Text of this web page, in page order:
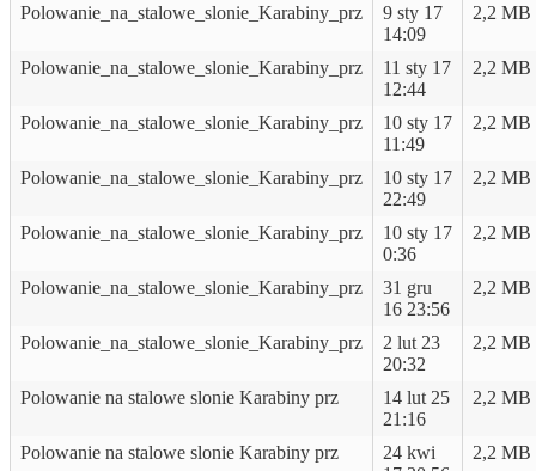
Polowanie_na_stalowe_slonie_Karabiny_prz
9 sty 17
14:09
2,2 MB
Polowanie_na_stalowe_slonie_Karabiny_prz
11 sty 17
12:44
2,2 MB
Polowanie_na_stalowe_slonie_Karabiny_prz
10 sty 17
11:49
2,2 MB
Polowanie_na_stalowe_slonie_Karabiny_prz
10 sty 17
22:49
2,2 MB
Polowanie_na_stalowe_slonie_Karabiny_prz
10 sty 17
0:36
2,2 MB
Polowanie_na_stalowe_slonie_Karabiny_prz
31 gru
16 23:56
2,2 MB
Polowanie_na_stalowe_slonie_Karabiny_prz
2 lut 23
20:32
2,2 MB
Polowanie na stalowe slonie Karabiny prz
14 lut 25
21:16
2,2 MB
Polowanie na stalowe slonie Karabiny prz
24 kwi
2,2 MB